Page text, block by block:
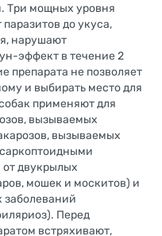
Три мощных уровня
до укуса,
нарушают
эффект в течение 2
препарата не позволяет
и выбирать место для
применяют для
вызываемых
вызываемых
двукрылых
мошек и москитов) и
Перед
встряхивают,